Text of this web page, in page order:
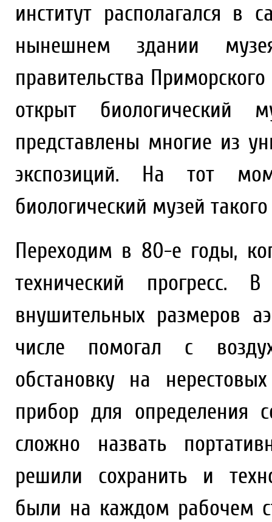
институт располагался в
нынешнем здании
правительства
открыт
представлены многие из
экспозиций. На тот
биологический музей
Переходим в 80-е годы,
технический
внушительных размеров
числе помогал с
обстановку на
прибор для определения
сложно назвать
решили сохранить и
были на каждом рабочем